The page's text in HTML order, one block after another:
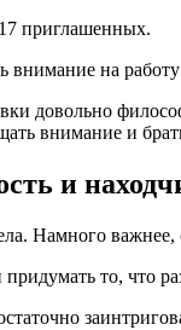
приглашенных.
внимание на
довольно
внимание и
и
Намного
то, что